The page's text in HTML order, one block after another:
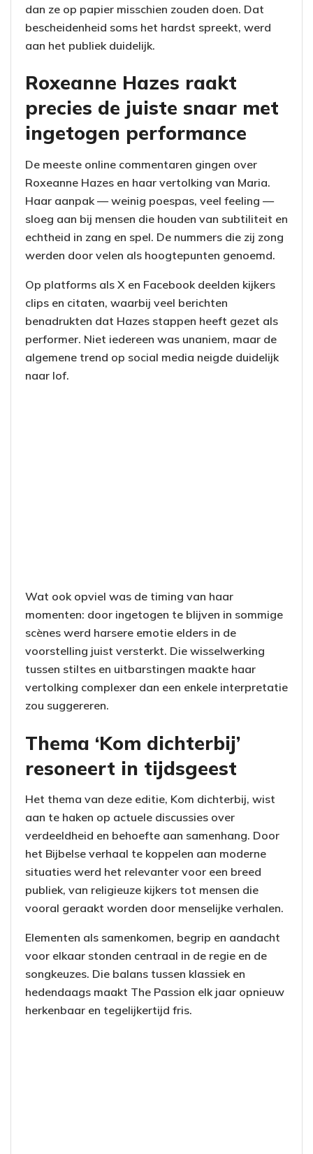
dan ze op papier misschien zouden doen. Dat
bescheidenheid soms het hardst spreekt, werd
aan het publiek duidelijk.
Roxeanne Hazes raakt
precies de juiste snaar met
ingetogen performance
De meeste online commentaren gingen over
Roxeanne Hazes en haar vertolking van Maria.
Haar aanpak — weinig poespas, veel feeling —
sloeg aan bij mensen die houden van subtiliteit en
echtheid in zang en spel. De nummers die zij zong
werden door velen als hoogtepunten genoemd.
Op platforms als X en Facebook deelden kijkers
clips en citaten, waarbij veel berichten
benadrukten dat Hazes stappen heeft gezet als
performer. Niet iedereen was unaniem, maar de
algemene trend op social media neigde duidelijk
naar lof.
Wat ook opviel was de timing van haar
momenten: door ingetogen te blijven in sommige
scènes werd harsere emotie elders in de
voorstelling juist versterkt. Die wisselwerking
tussen stiltes en uitbarstingen maakte haar
vertolking complexer dan een enkele interpretatie
zou suggereren.
Thema ‘Kom dichterbij’
resoneert in tijdsgeest
Het thema van deze editie, Kom dichterbij, wist
aan te haken op actuele discussies over
verdeeldheid en behoefte aan samenhang. Door
het Bijbelse verhaal te koppelen aan moderne
situaties werd het relevanter voor een breed
publiek, van religieuze kijkers tot mensen die
vooral geraakt worden door menselijke verhalen.
Elementen als samenkomen, begrip en aandacht
voor elkaar stonden centraal in de regie en de
songkeuzes. Die balans tussen klassiek en
hedendaags maakt The Passion elk jaar opnieuw
herkenbaar en tegelijkertijd fris.